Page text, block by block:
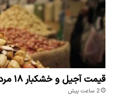
قیمت آجیل و خشکبار ۱۸ مرداد ۱۴۰۵
2 ساعت پیش